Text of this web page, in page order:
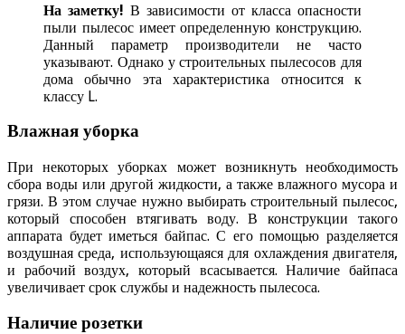
На заметку! В зависимости от класса опасности
пыли пылесос имеет определенную конструкцию.
Данный параметр производители не часто
указывают. Однако у строительных пылесосов для
дома обычно эта характеристика относится к
классу L.
Влажная уборка
При некоторых уборках может возникнуть необходимость
сбора воды или другой жидкости, а также влажного мусора и
грязи. В этом случае нужно выбирать строительный пылесос,
который способен втягивать воду. В конструкции такого
аппарата будет иметься байпас. С его помощью разделяется
воздушная среда, использующаяся для охлаждения двигателя,
и рабочий воздух, который всасывается. Наличие байпаса
увеличивает срок службы и надежность пылесоса.
Наличие розетки